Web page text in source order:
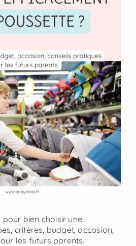
bien choisir une
critères, budget, occasion,
les futurs parents.